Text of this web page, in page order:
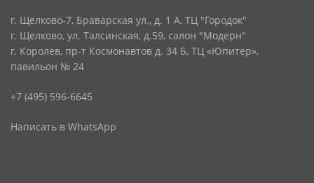
г. Щелково-7, Браварская ул., д. 1 А, ТЦ "Городок"
г. Щелково, ул. Талсинская, д.59, салон "Модерн"
г. Королев, пр-т Космонавтов д. 34 Б, ТЦ «Юпитер»,
павильон № 24
+7 (495) 596-6645
Написать в WhatsApp